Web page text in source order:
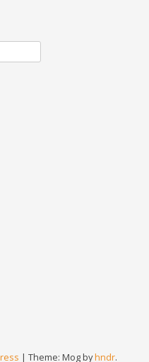
|Theme: Mog byhndr.